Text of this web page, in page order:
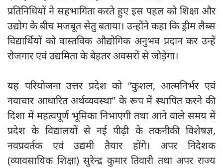
प्रतिनिधियों ने सहभागिता करते हुए इस पहल को शिक्षा और
उद्योग के बीच मजबूत सेतु बताया। उन्होंने कहा कि ड्रीम लैब्स
विद्यार्थियों को वास्तविक औद्योगिक अनुभव प्रदान कर उन्हें
रोजगार एवं उद्यमिता के बेहतर अवसरों से जोड़ेगा।
यह परियोजना उत्तर प्रदेश को “कुशल, आत्मनिर्भर एवं
नवाचार आधारित अर्थव्यवस्था” के रूप में स्थापित करने की
दिशा में महत्वपूर्ण भूमिका निभाएगी तथा आने वाले समय में
प्रदेश के विद्यालयों से नई पीढ़ी के तकनीकी विशेषज्ञ,
नवप्रवर्तक एवं उद्यमी तैयार होंगे। अपर निदेशक
(व्यावसायिक शिक्षा) सुरेन्द्र कुमार तिवारी तथा अपर राज्य